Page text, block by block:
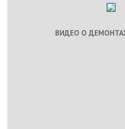
ВИДЕО О